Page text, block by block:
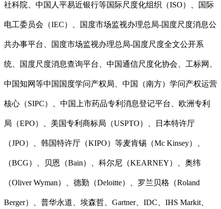
社科院、中国人平易近银行等国际尺度化组织（ISO）、国际
电工委员会（IEC）、国度市场监视办理总局-国度尺度消息公
共办事平台、国度市场监视办理总局-国度尺度全文公开系
统、国度尺度消息查询平台、中国通信尺度化协会、工标网、
中国知网等中国国度学问产权局、中国（南方）学问产权运营
核心（SIPC）、中国上市药品专利消息登记平台、欧洲专利
局（EPO）、美国专利商标局（USPTO）、日本特许厅
（JPO）、韩国特许厅（KIPO）等麦肯锡（Mc Kinsey）、
（BCG）、贝恩（Bain）、科尔尼（KEARNEY）、奥纬
（Oliver Wyman）、德勤（Deloitte）、罗兰贝格（Roland
Berger）、普华永道、埃森哲、Gartner、IDC、IHS Markit、